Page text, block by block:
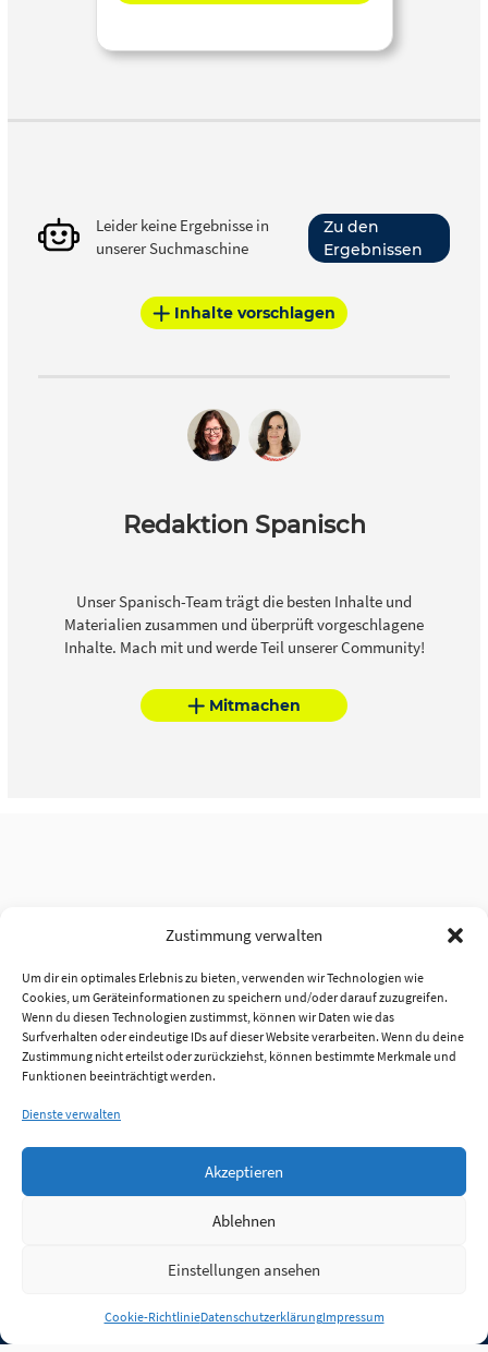
Zustimmung verwalten
Um dir ein optimales Erlebnis zu bieten, verwenden wir Technologien wie
Cookies, um Geräteinformationen zu speichern und/oder darauf zuzugreifen.
Wenn du diesen Technologien zustimmst, können wir Daten wie das
Surfverhalten oder eindeutige IDs auf dieser Website verarbeiten. Wenn du deine
Zustimmung nicht erteilst oder zurückziehst, können bestimmte Merkmale und
Funktionen beeinträchtigt werden.
Dienste verwalten
Akzeptieren
Ablehnen
Einstellungen ansehen
Cookie-RichtlinieDatenschutzerklärungImpressum
Leider keine Ergebnisse in
unserer Suchmaschine
Zu den
Ergebnissen
Inhalte vorschlagen
Redaktion Spanisch
Unser Spanisch-Team trägt die besten Inhalte und
Materialien zusammen und überprüft vorgeschlagene
Inhalte. Mach mit und werde Teil unserer Community!
Mitmachen
Anmelden
Jobs Partner FAQ Quellen